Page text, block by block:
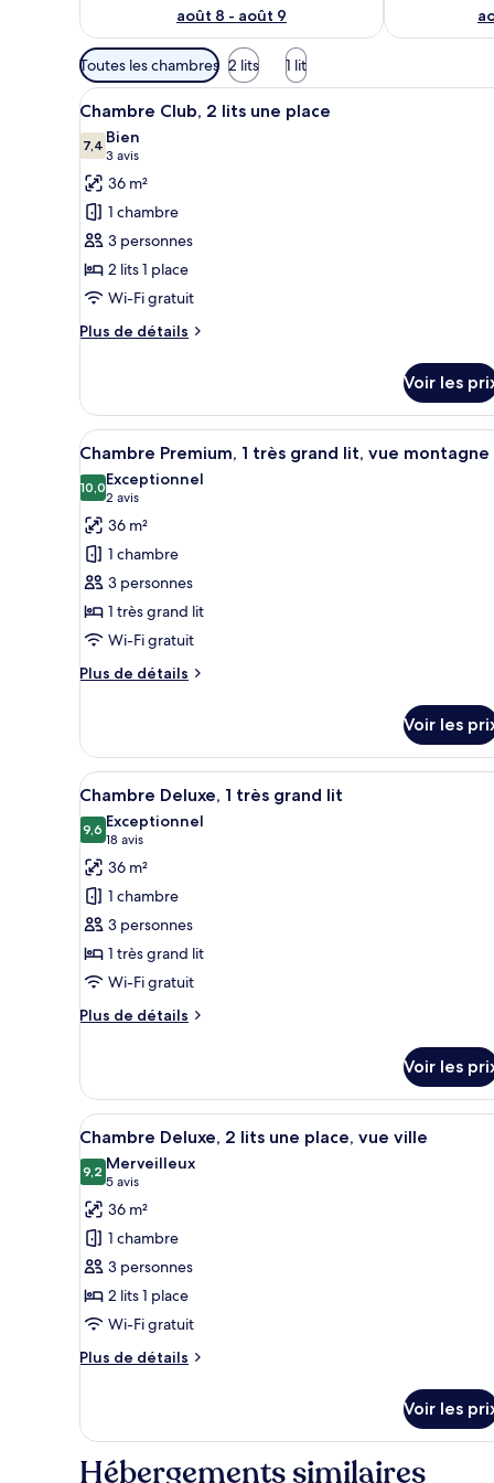
août 8 - août 9
Filtres
disponibles
pour
les
chambres
Toutes les chambres 2 lits 1 lit
Afficher
toutes
les
photos
pour
ce
type
de
chambre :
Chambre
lits
une
place
Une chambre d’hôtel
10
Chambre Club, 2 lits une place
7,47,4 sur 10
Bien
3 avis
(3 avis)
36 m²
1 chambre
3 personnes
2 lits 1 place
Wi-Fi gratuit
Plus de détails
Plus
le
type
de
chambre
Chambre
Club,
2
lits
une
place
Voir les
Afficher
toutes
les
photos
pour
ce
type
de
chambre :
Chambre
très
grand
lit,
vue
montagne
Une chambre d’hôtel
5
Chambre Premium, 1 très grand lit, vue montagne
10,010,0 sur 10
Exceptionnel
2 avis
(2 avis)
36 m²
1 chambre
3 personnes
1 très grand lit
Wi-Fi gratuit
Plus de détails
Plus
le
type
de
chambre
Chambre
Premium,
très
grand
lit,
vue
Voir les
Afficher
toutes
les
photos
pour
ce
type
de
chambre :
Chambre
très
grand
lit
Une chambre d’hôtel
5
Chambre Deluxe, 1 très grand lit
9,69,6 sur 10
Exceptionnel
18 avis
(18 avis)
36 m²
1 chambre
3 personnes
1 très grand lit
Wi-Fi gratuit
Plus de détails
Plus
le
type
de
chambre
Chambre
Deluxe,
très
grand
lit
Voir les
Afficher
toutes
les
photos
pour
ce
type
de
chambre :
Chambre
lits
une
Une chambre d’hôtel avec
5
Chambre Deluxe, 2 lits une place, vue ville
9,29,2 sur 10
Merveilleux
5 avis
(5 avis)
36 m²
1 chambre
3 personnes
2 lits 1 place
Wi-Fi gratuit
Plus de détails
Plus
le
type
de
Voir les
Hébergements similaires